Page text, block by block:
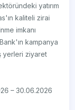
yatırım
kaliteli zirai
imkanı
kampanya
yerleri ziyaret
– 30.06.2026